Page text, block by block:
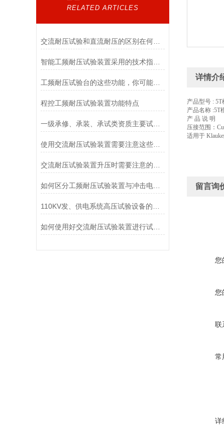
RELATED ARTICLES
交流耐压试验和直流耐压的区别在何处？
智能工频耐压试验装置采用的技术指导工作
工频耐压试验台的这些功能，你可能还不知道
程控工频耐压试验装置功能特点
一级承修、承装、承试类资质主要试验设备配置表
使用交流耐压试验装置需要注意这些细节
如何区分工频耐压试验装置与冲击电压试验装置
如何使用好交流耐压试验装置进行试验呢？
详情介
产品型号 : 5T
产品名称 :5T
产 品 说 明
压接范围：
适用于
留言询
您
您
联
常
详